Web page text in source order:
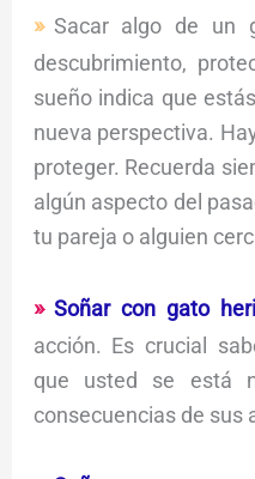
Sacar algo de un
descubrimiento,
sueño indica que
nueva perspectiva.
proteger. Recuerda
algún aspecto del
tu pareja o alguien
Soñar con gato
acción. Es crucial
que usted se está
consecuencias de sus